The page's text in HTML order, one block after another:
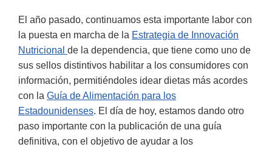
El año pasado, continuamos esta importante labor con
la puesta en marcha de la Estrategia de Innovación
Nutricional de la dependencia, que tiene como uno de
sus sellos distintivos habilitar a los consumidores con
información, permitiéndoles idear dietas más acordes
con la Guía de Alimentación para los
Estadounidenses. El día de hoy, estamos dando otro
paso importante con la publicación de una guía
definitiva, con el objetivo de ayudar a los